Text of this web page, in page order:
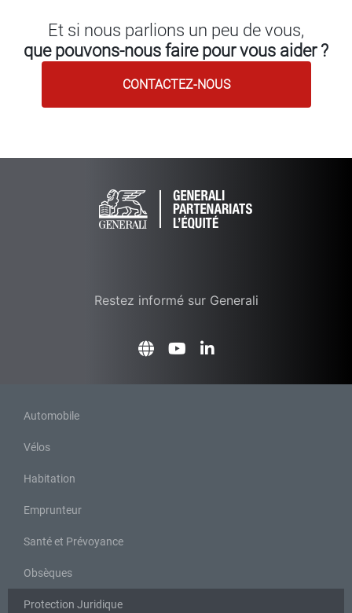
Et si nous parlions un peu de vous,
que pouvons-nous faire pour vous aider ?
CONTACTEZ-NOUS
Restez informé sur Generali
Automobile
Vélos
Habitation
Emprunteur
Santé et Prévoyance
Obsèques
Protection Juridique